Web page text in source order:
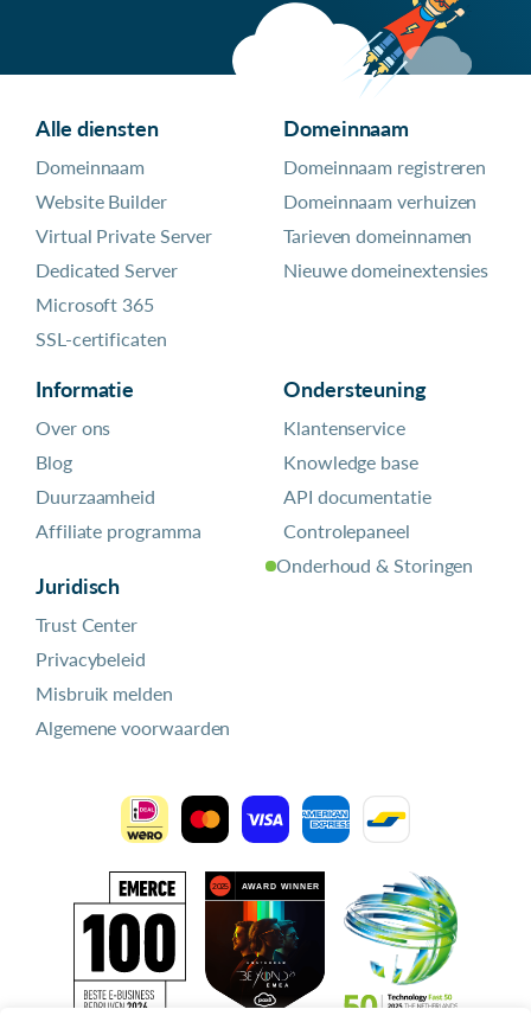
Alle diensten
Domeinnaam
Website Builder
Virtual Private Server
Dedicated Server
Microsoft 365
SSL-certificaten
Domeinnaam
Domeinnaam registreren
Domeinnaam verhuizen
Tarieven domeinnamen
Nieuwe domeinextensies
Informatie
Over ons
Blog
Duurzaamheid
Affiliate programma
Juridisch
Trust Center
Privacybeleid
Misbruik melden
Algemene voorwaarden
Ondersteuning
Klantenservice
Knowledge base
API documentatie
Controlepaneel
Onderhoud & Storingen